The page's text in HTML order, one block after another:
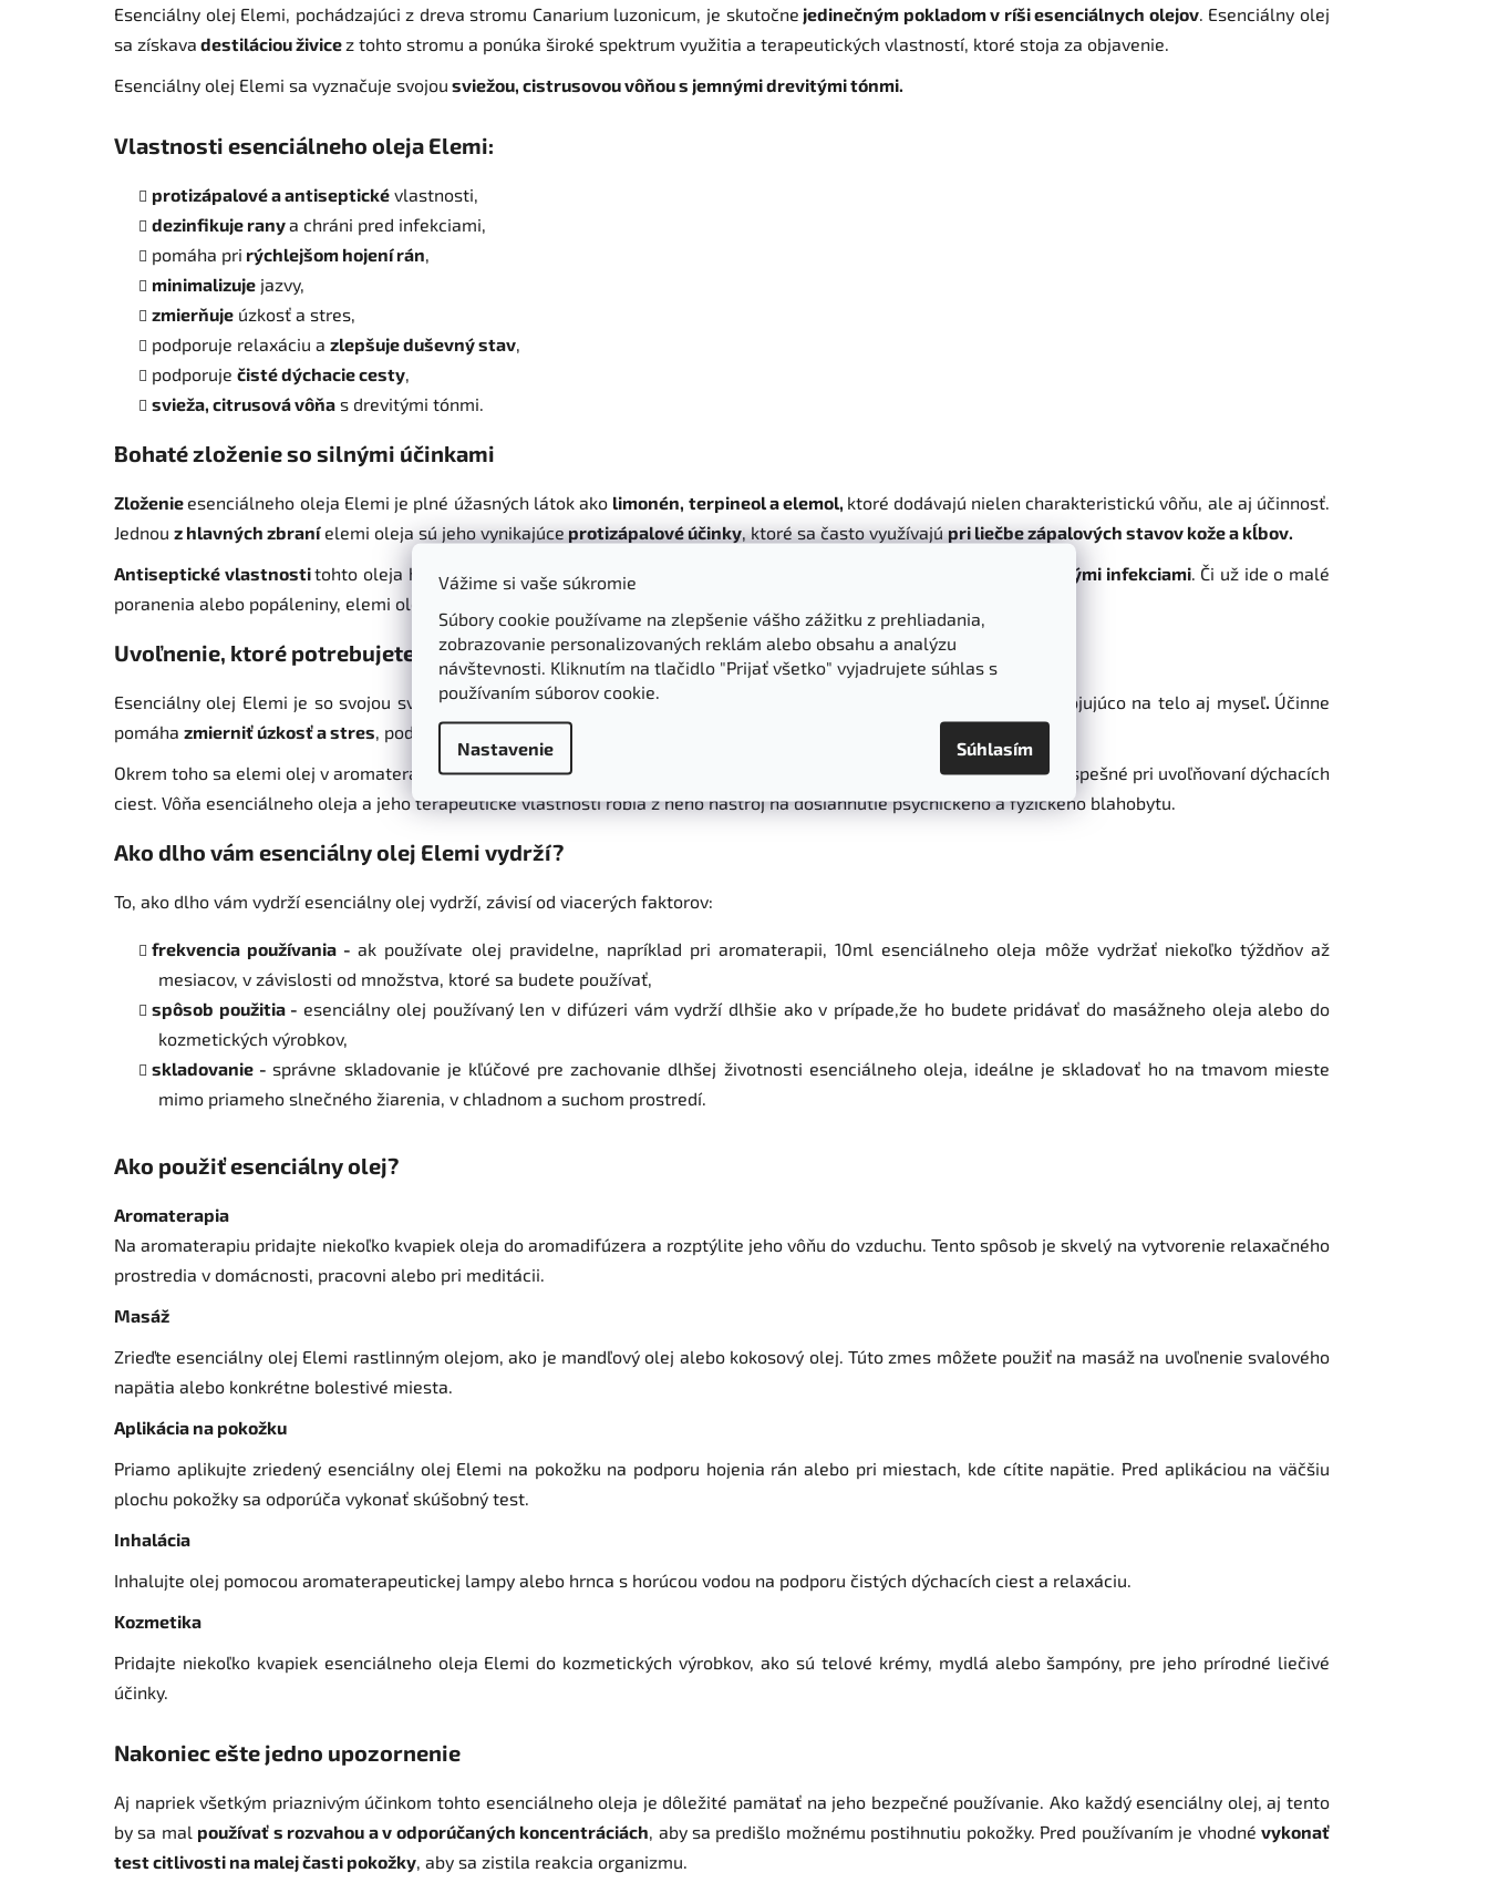
Vážime si vaše súkromie
Súbory cookie používame na zlepšenie vášho zážitku z prehliadania,
zobrazovanie personalizovaných reklám alebo obsahu a analýzu
návštevnosti. Kliknutím na tlačidlo "Prijať všetko" vyjadrujete súhlas s
používaním súborov cookie.
Nastavenie Súhlasím
Esenciálny olej Elemi, pochádzajúci z dreva stromu Canarium luzonicum, je skutočne jedinečným pokladom v ríši esenciálnych olejov. Esenciálny olej
sa získava destiláciou živicez tohto stromu a ponúka široké spektrum využitia a terapeutických vlastností, ktoré stoja za objavenie.
Esenciálny olej Elemi sa vyznačuje svojou sviežou, cistrusovou vôňou s jemnými drevitými tónmi.
Vlastnosti esenciálneho oleja Elemi:
protizápalové a antiseptické vlastnosti,
dezinfikuje ranya chráni pred infekciami,
pomáha pri rýchlejšom hojení rán,
minimalizuje jazvy,
zmierňuje úzkosť a stres,
podporuje relaxáciu a zlepšuje duševný stav,
podporuje čisté dýchacie cesty,
svieža, citrusová vôňa s drevitými tónmi.
Bohaté zloženie so silnými účinkami
Zloženieesenciálneho oleja Elemi je plné úžasných látok ako limonén, terpineol a elemol, ktoré dodávajú nielen charakteristickú vôňu, ale aj účinnosť.
Jednou z hlavných zbraníelemi oleja sú jeho vynikajúceprotizápalové účinky, ktoré sa často využívajúpri liečbe zápalových stavov kože a kĺbov.
Antiseptické vlastnostitohto oleja ho robia mimoriadne užitočným pri ochrany pred možnými infekciami. Či už ide o malé
poranenia alebo popáleniny, elemi olej sa osvedčuje v
Uvoľnenie, ktoré potrebujete
Esenciálny olej Elemi je so svojou sviežou citrusovou vôňou ideálny na použitie v pretože pôsobí upokojujúco na telo aj myseľ. Účinne
pomáha zmierniť úzkosť a stres, podporujerelaxáciu mysle
Okrem toho sa elemi olej v aromaterapii často využíva aj na podporu
. Jeho zložky môžu byť prospešné pri uvoľňovaní dýchacích
ciest. Vôňa esenciálneho oleja a jeho terapeutické vlastnosti robia z neho nástroj na dosiahnutie psychického a fyzického blahobytu.
Ako dlho vám esenciálny olej Elemi vydrží?
To, ako dlho vám vydrží esenciálny olej vydrží, závisí od viacerých faktorov:
frekvencia používania -ak používate olej pravidelne, napríklad pri aromaterapii, 10ml esenciálneho oleja môže vydržať niekoľko týždňov až
mesiacov, v závislosti od množstva, ktoré sa budete používať,
spôsob použitia -esenciálny olej používaný len v difúzeri vám vydrží dlhšie ako v prípade,že ho budete pridávať do masážneho oleja alebo do
kozmetických výrobkov,
skladovanie -správne skladovanie je kľúčové pre zachovanie dlhšej životnosti esenciálneho oleja, ideálne je skladovať ho na tmavom mieste
mimo priameho slnečného žiarenia, v chladnom a suchom prostredí.
Ako použiť esenciálny olej?
Aromaterapia
Na aromaterapiu pridajte niekoľko kvapiek oleja do aromadifúzera a rozptýlite jeho vôňu do vzduchu. Tento spôsob je skvelý na vytvorenie relaxačného
prostredia v domácnosti, pracovni alebo pri meditácii.
Masáž
Zrieďte esenciálny olej Elemi rastlinným olejom, ako je mandľový olej alebo kokosový olej. Túto zmes môžete použiť na masáž na uvoľnenie svalového
napätia alebo konkrétne bolestivé miesta.
Aplikácia na pokožku
Priamo aplikujte zriedený esenciálny olej Elemi na pokožku na podporu hojenia rán alebo pri miestach, kde cítite napätie. Pred aplikáciou na väčšiu
plochu pokožky sa odporúča vykonať skúšobný test.
Inhalácia
Inhalujte olej pomocou aromaterapeutickej lampy alebo hrnca s horúcou vodou na podporu čistých dýchacích ciest a relaxáciu.
Kozmetika
Pridajte niekoľko kvapiek esenciálneho oleja Elemi do kozmetických výrobkov, ako sú telové krémy, mydlá alebo šampóny, pre jeho prírodné liečivé
účinky.
Nakoniec ešte jedno upozornenie
Aj napriek všetkým priaznivým účinkom tohto esenciálneho oleja je dôležité pamätať na jeho bezpečné používanie. Ako každý esenciálny olej, aj tento
by sa mal používať s rozvahou a v odporúčaných koncentráciách, aby sa predišlo možnému postihnutiu pokožky. Pred používaním je vhodnévykonať
test citlivosti na malej časti pokožky, aby sa zistila reakcia organizmu.